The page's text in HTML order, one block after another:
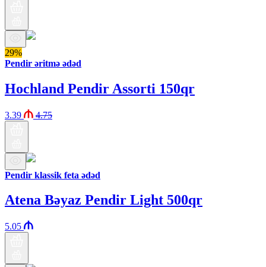
29%
Pendir əritmə ədəd
Hochland Pendir Assorti 150qr
3.39 4.75
Pendir klassik feta ədəd
Atena Bəyaz Pendir Light 500qr
5.05